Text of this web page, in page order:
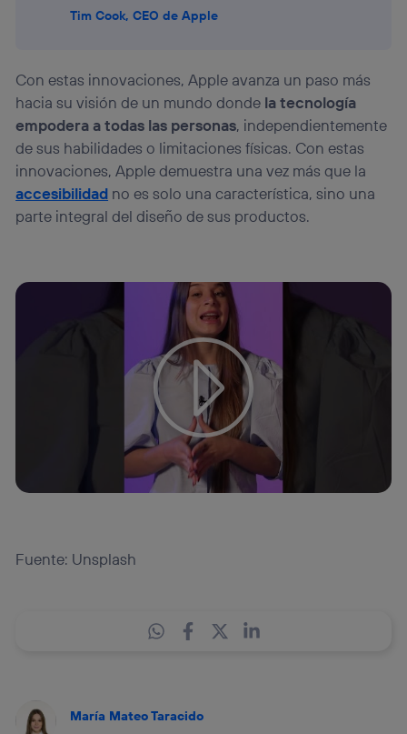
Tim Cook, CEO de Apple
Con estas innovaciones, Apple avanza un paso más
hacia su visión de un mundo donde la tecnología
empodera a todas las personas, independientemente
de sus habilidades o limitaciones físicas. Con estas
innovaciones, Apple demuestra una vez más que la
accesibilidad no es solo una característica, sino una
parte integral del diseño de sus productos.
Fuente: Unsplash
María Mateo Taracido